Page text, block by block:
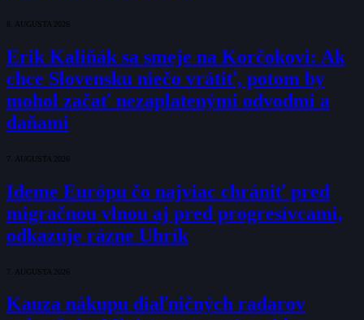
8. AUGUSTA 2026
Erik Kaliňák sa smeje na Korčokovi: Ak
chce Slovensku niečo vrátiť, potom by
mohol začať nezaplatenými odvodmi a
daňami
7. AUGUSTA 2026
Ideme Európu čo najviac chrániť pred
migračnou vlnou aj pred progresívcami,
odkazuje rázne Uhrík
7. AUGUSTA 2026
Kauza nákupu diaľničných radarov